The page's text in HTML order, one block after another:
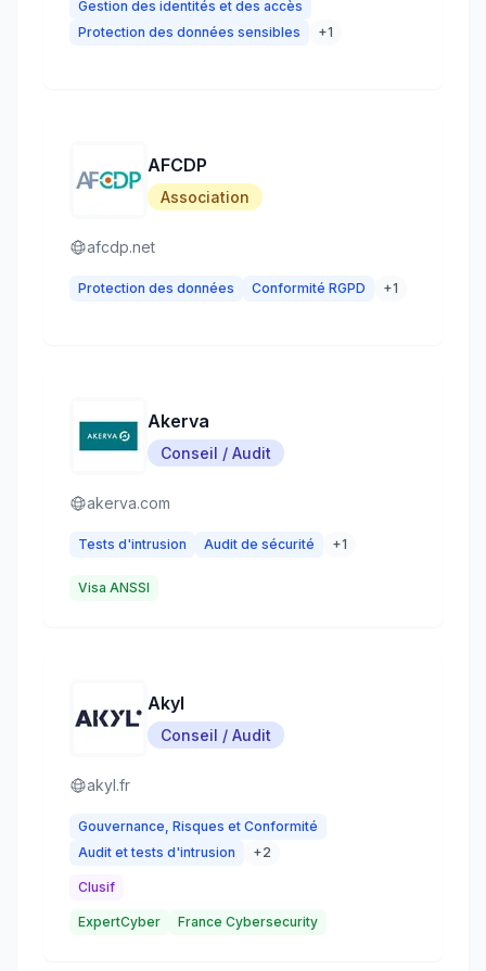
Gestion des identités et des accès
Protection des données sensibles
+1
AFCDP
Association
afcdp.net
Protection des données Conformité RGPD +1
Akerva
Conseil / Audit
akerva.com
Tests d'intrusion Audit de sécurité +1
Visa ANSSI
Akyl
Conseil / Audit
akyl.fr
Gouvernance, Risques et Conformité
Audit et tests d'intrusion
+2
Clusif
ExpertCyber France Cybersecurity